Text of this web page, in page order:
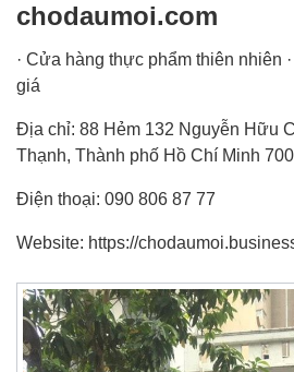
chodaumoi.com
· Cửa hàng thực phẩm thiên nhiên
giá
Địa chỉ: 88 Hẻm 132 Nguyễn Hữu
Thạnh, Thành phố Hồ Chí Minh
Điện thoại: 090 806 87 77
Website: https://